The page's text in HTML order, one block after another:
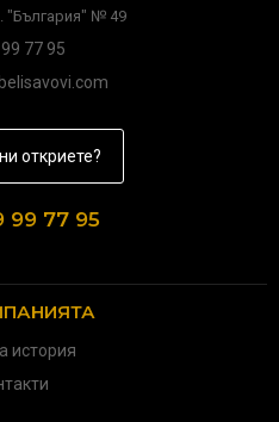
"България" № 49
77 95
откриете?
99 77 95
история